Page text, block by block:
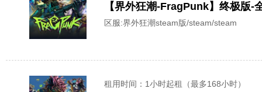
【界外狂潮-FragPunk】终极版-
区服:界外狂潮steam版/steam/steam
租用时间 ：1小时起租（最多168小时）